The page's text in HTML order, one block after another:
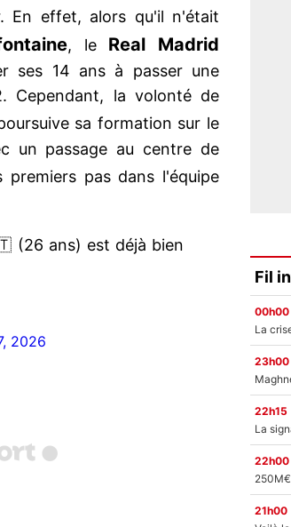
En effet, alors qu'il n'était
, le Real Madrid
ses 14 ans à passer une
Cependant, la volonté de
sa formation sur le
un passage au centre de
premiers pas dans l'équipe
(26 ans) est déjà bien
2026
Fil
00h00
23h00
22h15
22h00
21h00